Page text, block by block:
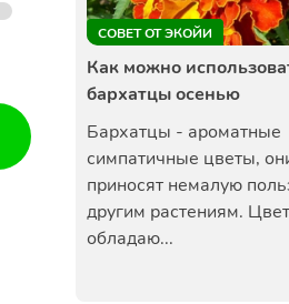
СОВЕТ ОТ ЭКОЙИ
Как можно
бархатцы осенью
Бархатцы - ароматные
симпатичные цветы,
приносят немалую
другим растениям.
обладаю...